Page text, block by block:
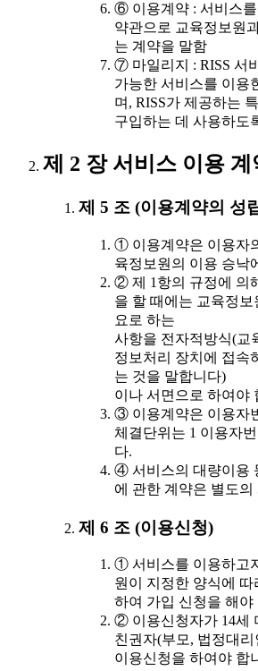
⑥ 이용계약 : 서비스를
약관으로 교육정보원
는 계약을 말함
⑦ 마일리지 : RISS 서
가능한 서비스를 이용
며, RISS가 제공하는
구입하는 데 사용하도
제 2 장 서비스 이용 계
제 5 조 (이용계약의 성
① 이용계약은 이용자
육정보원의 이용 승낙
② 제 1항의 규정에 의
을 할 때에는 교육정
요로 하는
사항을 전자적방식(교
정보처리 장치에 접속
는 것을 말합니다)
이나 서면으로 하여야
③ 이용계약은 이용자
체결단위는 1 이용자
다.
④ 서비스의 대량이용
에 관한 계약은 별도
제 6 조 (이용신청)
① 서비스를 이용하고
원이 지정한 양식에
하여 가입 신청을 해야
② 이용신청자가 14세
친권자(부모, 법정대
이용신청을 하여야 합